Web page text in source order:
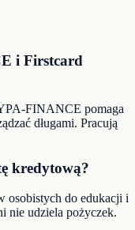
i Firstcard
FINANCE pomaga
długami. Pracują
kredytową?
do edukacji i
nie udziela pożyczek.